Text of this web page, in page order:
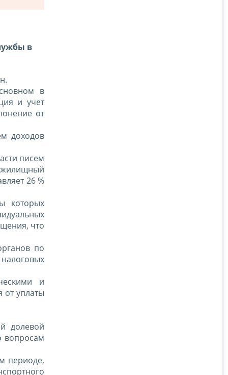
в
в
и учет
от
доходов
писем
жилищный
26 %
которых
что
по
и
уплаты
долевой
вопросам
периоде,